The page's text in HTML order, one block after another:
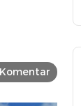
Komentar